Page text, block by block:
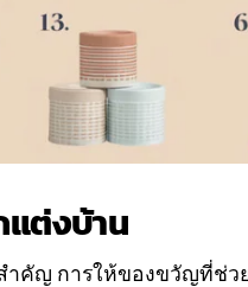
ต่งบ้าน
คัญ การให้ของขวัญที่ช่วย